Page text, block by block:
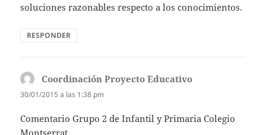
soluciones razonables respecto a los conocimientos.
RESPONDER
Coordinación Proyecto Educativo
30/01/2015 a las 1:38 pm
Comentario Grupo 2 de Infantil y Primaria Colegio